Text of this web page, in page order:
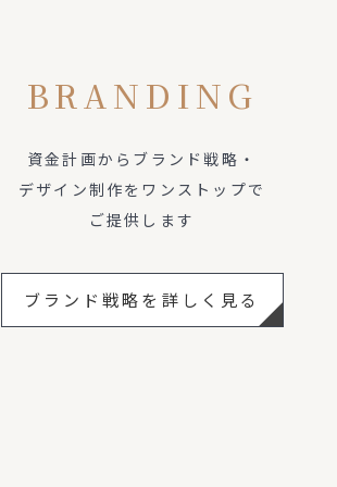
BRANDING
資金計画からブランド戦略・
デザイン制作をワンストップで
ご提供します
ブランド戦略を詳しく見る